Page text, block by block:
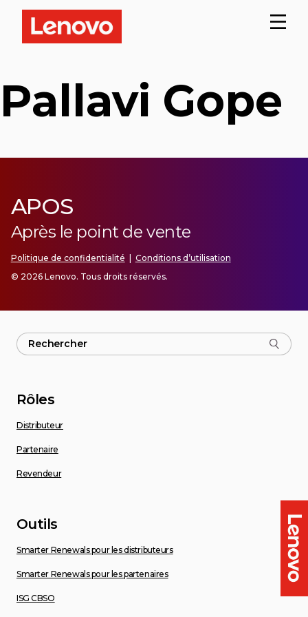
Pallavi Gope
APOS
Après le point de vente
Politique de confidentialité | Conditions d’utilisation
© 2026 Lenovo. Tous droits réservés.
Rôles
Distributeur
Partenaire
Revendeur
Outils
Smarter Renewals pour les distributeurs
Smarter Renewals pour les partenaires
ISG CBSO